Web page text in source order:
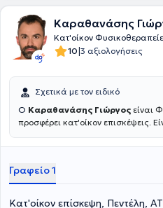
Καραθανάσης
Κατ'οίκον
10|3 αξιολογήσεις
Σχετικά με τον ειδικό
Ο Καραθανάσης Γιώργος είναι
προσφέρει κατ'οίκον επισκέψεις.
(ΑΤΕΙ) ενώ στη συνέχεια
σήμερα εργάζεται στον κλάδο της
ιδιωτικές επισκέψεις κατ'οίκον
Φυσικοθεραπευτής σε νοσοκομεία
Γραφείο 1
Κατ'οίκον επίσκεψη, Πεντέλη,